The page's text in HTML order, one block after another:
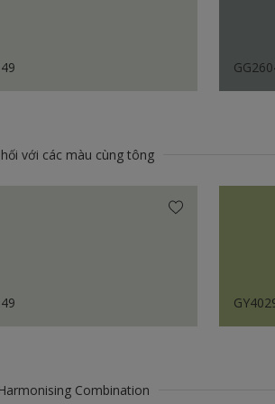
với các màu cùng tông
Harmonising Combination